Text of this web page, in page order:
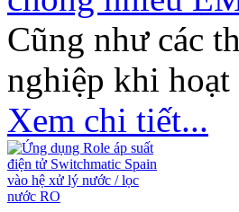
Cũng như các
nghiệp khi hoạt
Xem chi tiết...